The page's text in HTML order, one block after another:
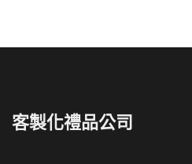
客製化禮品公司